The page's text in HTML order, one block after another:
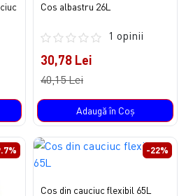
Cos albastru 26L
1 opinii
30,78 Lei
40,15 Lei
Adaugă în Coş
-22%
Cos din cauciuc flexibil 65L